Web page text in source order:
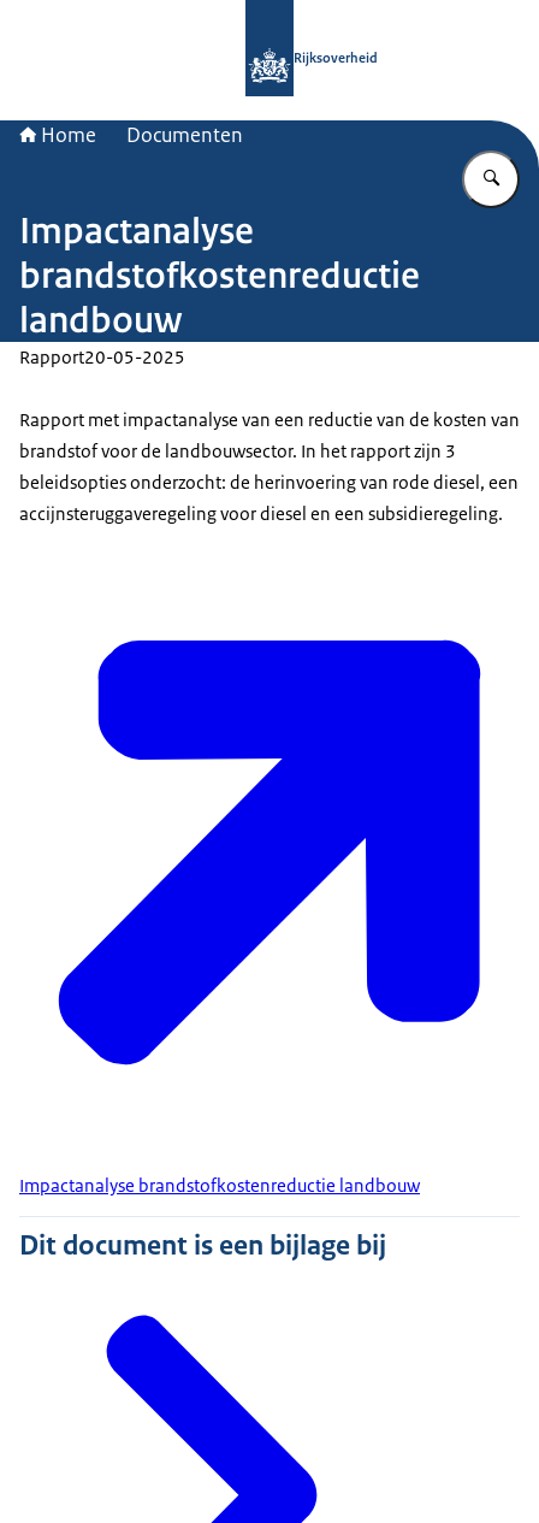
Rijksoverheid
Home Documenten
Impactanalyse
brandstofkostenreductie
landbouw
Rapport20-05-2025
Rapport met impactanalyse van een reductie van de kosten van
brandstof voor de landbouwsector. In het rapport zijn 3
beleidsopties onderzocht: de herinvoering van rode diesel, een
accijnsteruggaveregeling voor diesel en een subsidieregeling.
Impactanalyse brandstofkostenreductie landbouw
Dit document is een bijlage bij